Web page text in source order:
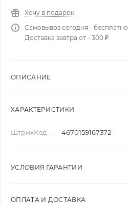
Хочу в подарок
Самовывоз сегодня - бесплатно
Доставка завтра от - 300 ₽
ОПИСАНИЕ
ХАРАКТЕРИСТИКИ
ШтрихКод — 4670159167372
УСЛОВИЯ ГАРАНТИИ
ОПЛАТА И ДОСТАВКА